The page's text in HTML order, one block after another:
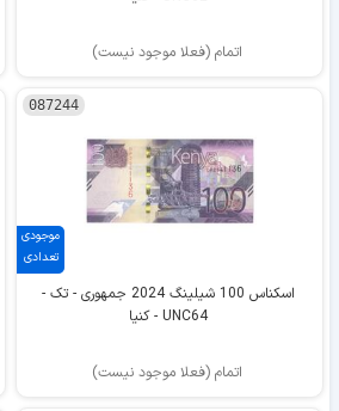
اتمام (فعلا موجود نیست)
موجودی
تعدادی
087244
اسکناس 100 شیلینگ 2024 جمهوری - تک -
UNC64 - کنیا
اتمام (فعلا موجود نیست)